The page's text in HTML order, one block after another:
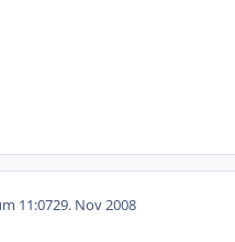
11:0729. Nov 2008